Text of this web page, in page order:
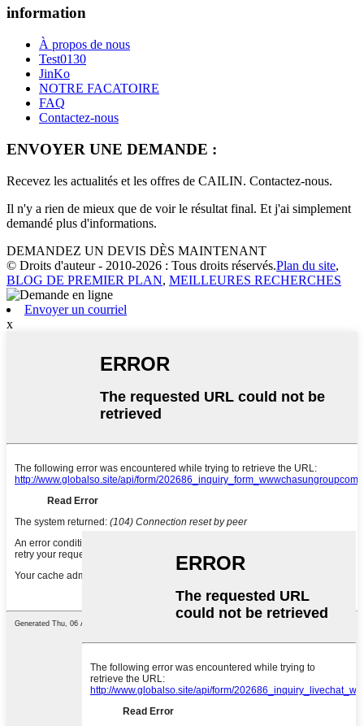
information
À propos de nous
Test0130
JinKo
NOTRE FACATOIRE
FAQ
Contactez-nous
ENVOYER UNE DEMANDE :
Recevez les actualités et les offres de CAILIN. Contactez-nous.
Il n'y a rien de mieux que de voir le résultat final. Et j'ai simplement
demandé plus d'informations.
DEMANDEZ UN DEVIS DÈS MAINTENANT
© Droits d'auteur - 2010-2026 : Tous droits réservés.Plan du site,
BLOG DE PREMIER PLAN, MEILLEURES RECHERCHES
Envoyer un courriel
x